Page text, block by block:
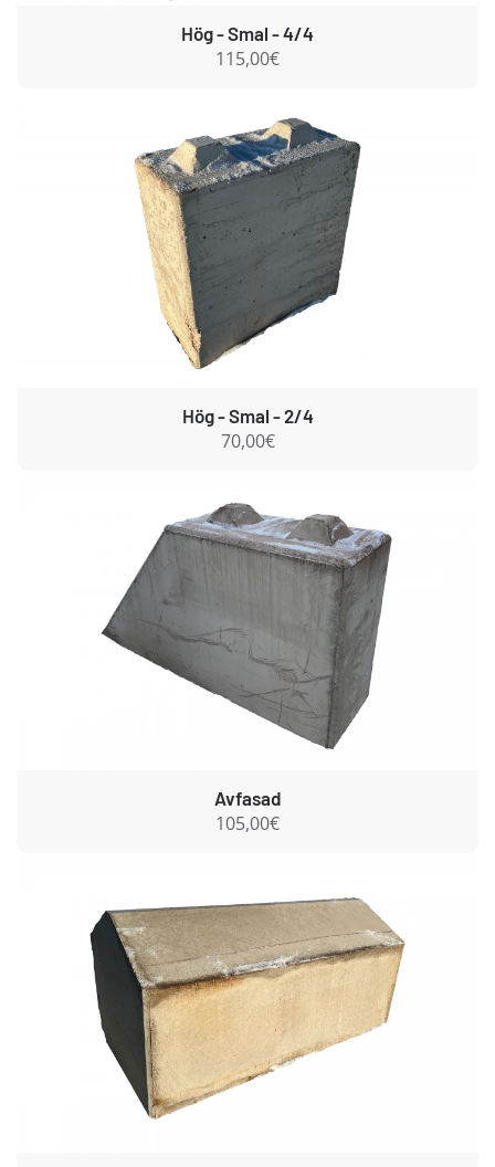
Hög - Smal - 4/4
115,00€
Hög - Smal - 2/4
70,00€
Avfasad
105,00€